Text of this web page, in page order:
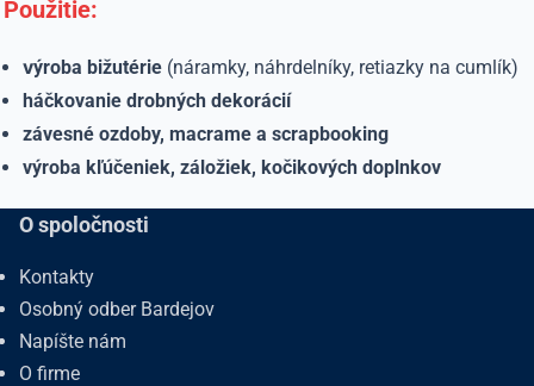
Použitie:
výroba bižutérie (náramky, náhrdelníky, retiazky na cumlík)
háčkovanie drobných dekorácií
závesné ozdoby, macrame a scrapbooking
výroba kľúčeniek, záložiek, kočikových doplnkov
O spoločnosti
Kontakty
Osobný odber Bardejov
Napíšte nám
O firme